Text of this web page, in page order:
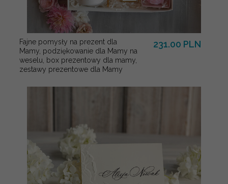
Fajne pomysły na prezent dla
Mamy, podziękowanie dla Mamy na
weselu, box prezentowy dla mamy,
zestawy prezentowe dla Mamy
231.00 PLN